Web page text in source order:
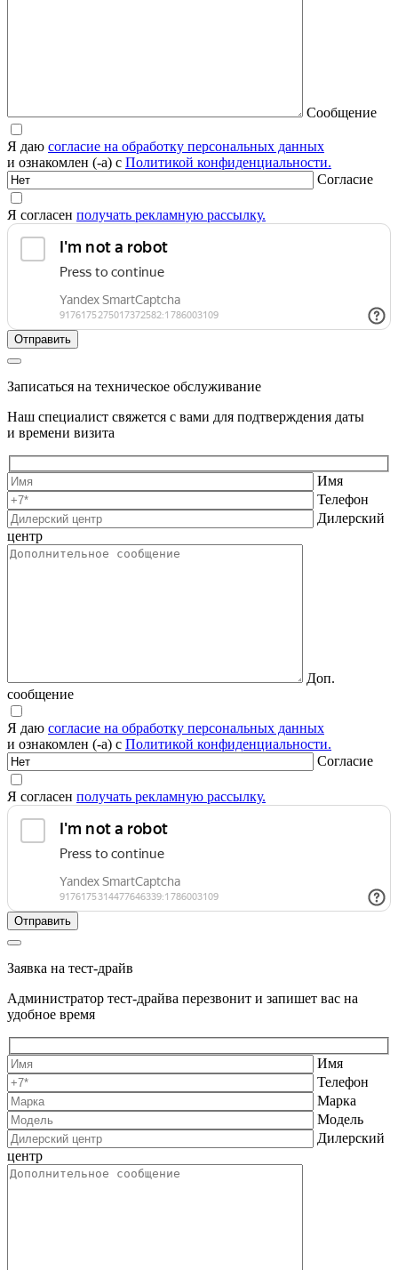
Сообщение
Я даю согласие на обработку персональных данных
и ознакомлен (-а) с Политикой конфиденциальности.
Согласие
Я согласен получать рекламную рассылку.
Записаться на техническое обслуживание
Наш специалист свяжется с вами для подтверждения даты
и времени визита
Имя
Телефон
Дилерский
центр
Доп.
сообщение
Я даю согласие на обработку персональных данных
и ознакомлен (-а) с Политикой конфиденциальности.
Согласие
Я согласен получать рекламную рассылку.
Заявка на тест-драйв
Администратор тест-драйва перезвонит и запишет вас на
удобное время
Имя
Телефон
Марка
Модель
Дилерский
центр